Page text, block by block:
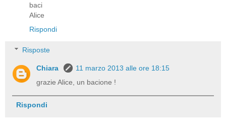
baci
Alice
Rispondi
Risposte
Chiara
11 marzo 2013 alle ore 18:15
grazie Alice, un bacione !
Rispondi